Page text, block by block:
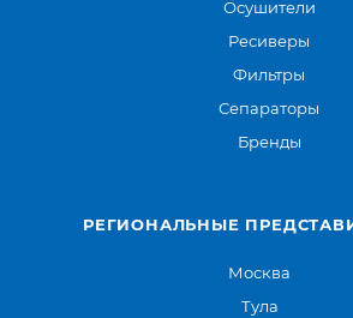
Осушители
Ресиверы
Фильтры
Сепараторы
Бренды
РЕГИОНАЛЬНЫЕ
Москва
Тула